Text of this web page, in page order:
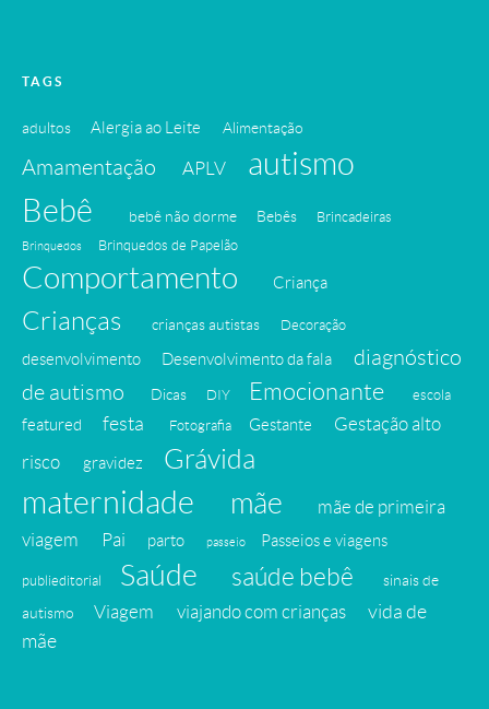
TAGS
adultos Alergia ao Leite Alimentação
Amamentação APLV
autismo
Bebê
bebê não dorme Bebês Brincadeiras
Brinquedos Brinquedos de Papelão
Comportamento Criança
Crianças crianças autistas Decoração
desenvolvimento Desenvolvimento da fala
diagnóstico
de autismo
Dicas DIY Emocionante escola
featured festa Fotografia Gestante
Gestação alto
risco
gravidez Grávida
maternidade mãe
mãe de primeira
viagem
Pai parto passeio Passeios e viagens
publieditorial Saúde saúde bebê
sinais de
autismo
Viagem viajando com crianças
vida de
mãe